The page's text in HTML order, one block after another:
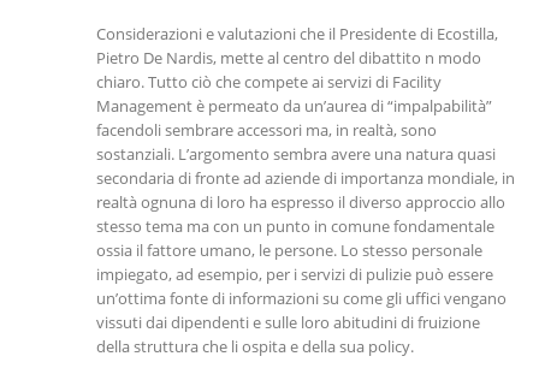
Considerazioni e valutazioni che il Presidente di Ecostilla,
Pietro De Nardis, mette al centro del dibattito n modo
chiaro. Tutto ciò che compete ai servizi di Facility
Management è permeato da un’aurea di “impalpabilità”
facendoli sembrare accessori ma, in realtà, sono
sostanziali. L’argomento sembra avere una natura quasi
secondaria di fronte ad aziende di importanza mondiale, in
realtà ognuna di loro ha espresso il diverso approccio allo
stesso tema ma con un punto in comune fondamentale
ossia il fattore umano, le persone. Lo stesso personale
impiegato, ad esempio, per i servizi di pulizie può essere
un’ottima fonte di informazioni su come gli uffici vengano
vissuti dai dipendenti e sulle loro abitudini di fruizione
della struttura che li ospita e della sua policy.